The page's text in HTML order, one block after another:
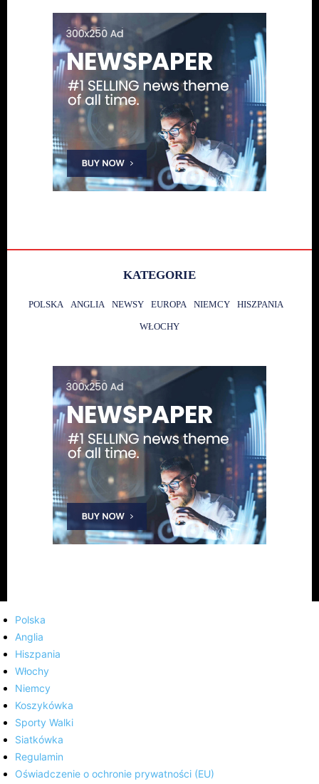
KATEGORIE
POLSKA ANGLIA NEWSY EUROPA NIEMCY HISZPANIA
WŁOCHY
Polska
Anglia
Hiszpania
Włochy
Niemcy
Koszykówka
Sporty Walki
Siatkówka
Regulamin
Oświadczenie o ochronie prywatności (EU)